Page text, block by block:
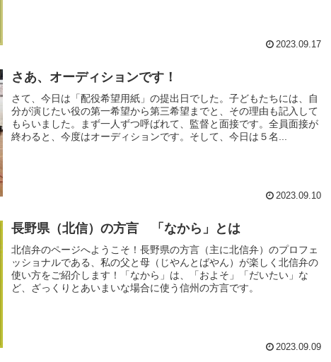
2023.09.17
さあ、オーディションです！
さて、今日は「配役希望用紙」の提出日でした。子どもたちには、自
分が演じたい役の第一希望から第三希望までと、その理由も記入して
もらいました。まず一人ずつ呼ばれて、監督と面接です。全員面接が
終わると、今度はオーディションです。そして、今日は５名...
2023.09.10
長野県（北信）の方言 「なから」とは
北信弁のページへようこそ！長野県の方言（主に北信弁）のプロフェ
ッショナルである、私の父と母（じやんとばやん）が楽しく北信弁の
使い方をご紹介します！「なから」は、「およそ」「だいたい」な
ど、ざっくりとあいまいな場合に使う信州の方言です。
2023.09.09